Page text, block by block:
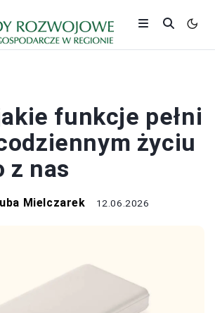
funkcje pełni
życiu
z nas
Mielczarek 12.06.2026